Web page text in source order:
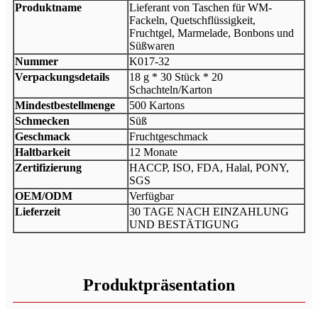
Produktname
Lieferant von Taschen für WM-
Fackeln, Quetschflüssigkeit,
Fruchtgel, Marmelade, Bonbons und
Süßwaren
Nummer
K017-32
Verpackungsdetails
18 g * 30 Stück * 20
Schachteln/Karton
Mindestbestellmenge
500 Kartons
Schmecken
Süß
Geschmack
Fruchtgeschmack
Haltbarkeit
12 Monate
Zertifizierung
HACCP, ISO, FDA, Halal, PONY,
SGS
OEM/ODM
Verfügbar
Lieferzeit
30 TAGE NACH EINZAHLUNG
UND BESTÄTIGUNG
Produktpräsentation